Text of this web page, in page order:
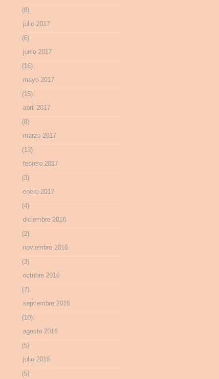
(8)
julio 2017
(6)
junio 2017
(16)
mayo 2017
(15)
abril 2017
(8)
marzo 2017
(13)
febrero 2017
(3)
enero 2017
(4)
diciembre 2016
(2)
noviembre 2016
(3)
octubre 2016
(7)
septiembre 2016
(10)
agosto 2016
(5)
julio 2016
(5)